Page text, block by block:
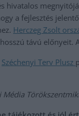
hivatalos
a fejlesztés
Herczeg Zsolt
távú előnyeit.
Széchenyi Terv Plusz
Média